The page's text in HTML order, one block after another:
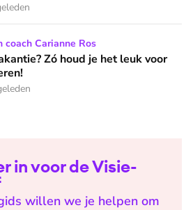
je het leuk voor de kinderen!
coach Carianne Ros
Zó houd je het leuk voor
in voor de Visie-
willen we je helpen om